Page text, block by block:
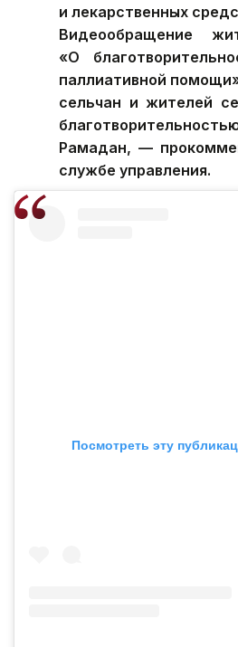
и лекарственных
Видеообращение
«О
паллиативной
сельчан и жителей
Рамадан, —
службе управления.
Посмотреть эту